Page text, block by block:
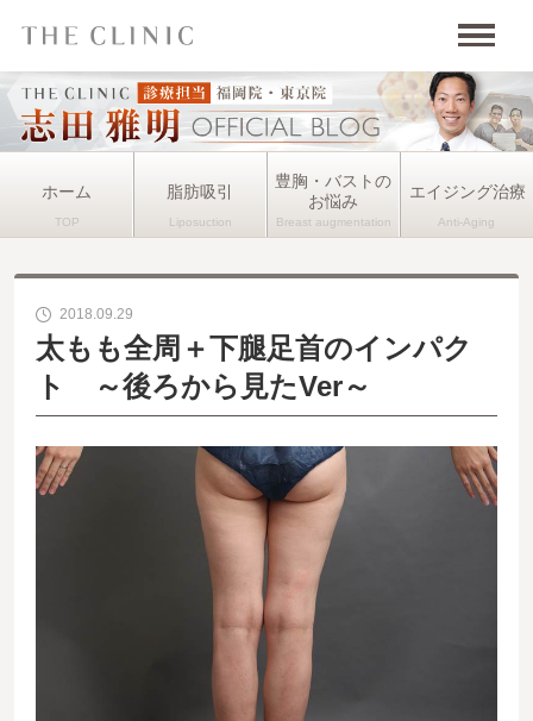
ホーム 脂肪吸引
豊胸・バストの
お悩み
エイジング治療
2018.09.29
太もも全周＋下腿足首のインパク
ト ～後ろから見たVer～